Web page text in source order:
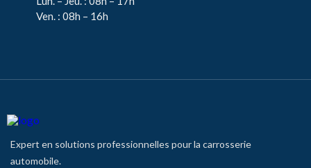
Ven. : 08h – 16h
Expert en solutions professionnelles pour la carrosserie
automobile.